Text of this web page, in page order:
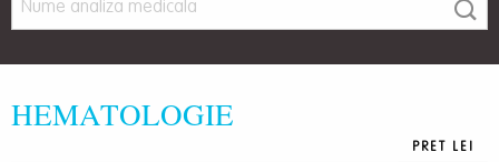
HEMATOLOGIE
PRET LEI